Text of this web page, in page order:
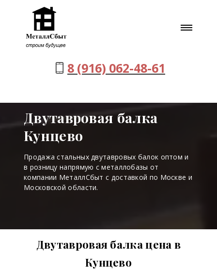
8 (916) 062-48-61
Двутавровая балка
Кунцево
Продажа стальных двутавровых балок оптом и
в розницу напрямую с металлобазы от
компании МеталлСбыт с доставкой по Москве и
Московской области.
Двутавровая балка цена в
Кунцево